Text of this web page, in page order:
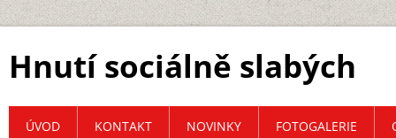
Hnutí sociálně slabých
ÚVOD KONTAKT NOVINKY FOTOGALERIE